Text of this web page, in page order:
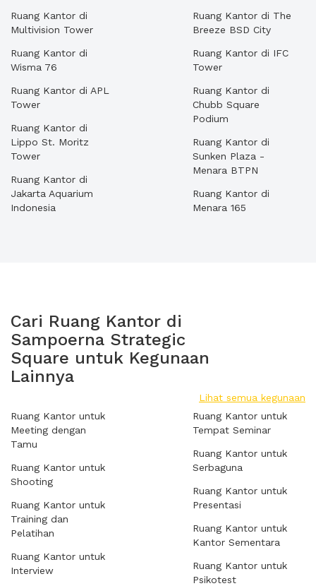
Ruang Kantor di
Multivision Tower
Ruang Kantor di
Wisma 76
Ruang Kantor di APL
Tower
Ruang Kantor di
Lippo St. Moritz
Tower
Ruang Kantor di
Jakarta Aquarium
Indonesia
Ruang Kantor di The
Breeze BSD City
Ruang Kantor di IFC
Tower
Ruang Kantor di
Chubb Square
Podium
Ruang Kantor di
Sunken Plaza -
Menara BTPN
Ruang Kantor di
Menara 165
Cari Ruang Kantor di
Sampoerna Strategic
Square untuk Kegunaan
Lainnya
Lihat semua kegunaan
Ruang Kantor untuk
Meeting dengan
Tamu
Ruang Kantor untuk
Shooting
Ruang Kantor untuk
Training dan
Pelatihan
Ruang Kantor untuk
Interview
Ruang Kantor untuk
Tempat Seminar
Ruang Kantor untuk
Serbaguna
Ruang Kantor untuk
Presentasi
Ruang Kantor untuk
Kantor Sementara
Ruang Kantor untuk
Psikotest